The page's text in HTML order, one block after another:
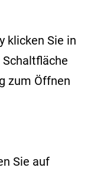
klicken Sie in
zum Öffnen
Sie auf